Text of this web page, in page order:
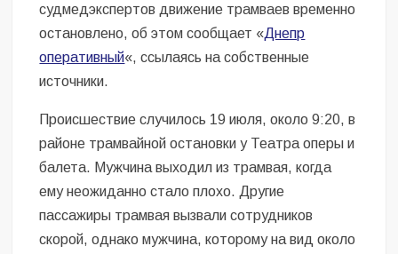
судмедэкспертов движение трамваев временно
остановлено, об этом сообщает «Днепр
оперативный«, ссылаясь на собственные
источники.
Происшествие случилось 19 июля, около 9:20, в
районе трамвайной остановки у Театра оперы и
балета. Мужчина выходил из трамвая, когда
ему неожиданно стало плохо. Другие
пассажиры трамвая вызвали сотрудников
скорой, однако мужчина, которому на вид около